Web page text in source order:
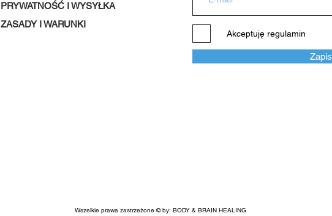
PRYWATNOŚĆ I WYSYŁKA
ZASADY I WARUNKI
Akceptuję regulamin
Zapis
Wszelkie prawa zastrzeżone © by: BODY & BRAIN HEALING